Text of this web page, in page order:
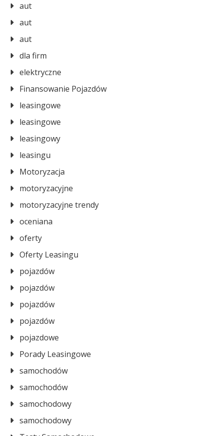
aut
aut
aut
dla firm
elektryczne
Finansowanie Pojazdów
leasingowe
leasingowe
leasingowy
leasingu
Motoryzacja
motoryzacyjne
motoryzacyjne trendy
oceniana
oferty
Oferty Leasingu
pojazdów
pojazdów
pojazdów
pojazdów
pojazdowe
Porady Leasingowe
samochodów
samochodów
samochodowy
samochodowy